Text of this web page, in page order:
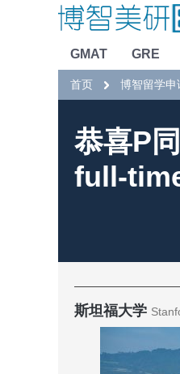
GMAT GRE
首页 博智留学申
恭喜P
full-
斯坦福大学